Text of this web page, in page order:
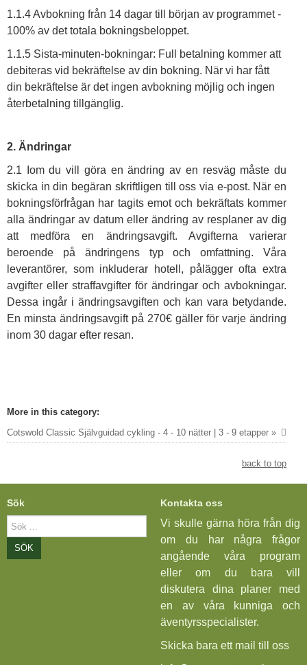
1.1.4 Avbokning från 14 dagar till början av programmet -
100% av det totala bokningsbeloppet.
1.1.5 Sista-minuten-bokningar: Full betalning kommer att
debiteras vid bekräftelse av din bokning. När vi har fått
din bekräftelse är det ingen avbokning möjlig och ingen
återbetalning tillgänglig.
2. Ändringar
2.1 Iom du vill göra en ändring av en resväg måste du
skicka in din begäran skriftligen till oss via e-post. När en
bokningsförfrågan har tagits emot och bekräftats kommer
alla ändringar av datum eller ändring av resplaner av dig
att medföra en ändringsavgift. Avgifterna varierar
beroende på ändringens typ och omfattning. Våra
leverantörer, som inkluderar hotell, pålägger ofta extra
avgifter eller straffavgifter för ändringar och avbokningar.
Dessa ingår i ändringsavgiften och kan vara betydande.
En minsta ändringsavgift på 270€ gäller för varje ändring
inom 30 dagar efter resan.
More in this category:
Cotswold Classic Självguidad cykling - 4 - 10 nätter | 3 - 9 etapper »
back to top
Sök
Sök
...
SÖK
Kontakta oss
Vi skulle gärna höra från dig
om du har några frågor
angående våra program
eller om du bara vill
diskutera dina planer med
en av våra kunniga och
äventyrsspecialister.
Skicka bara ett mail till oss